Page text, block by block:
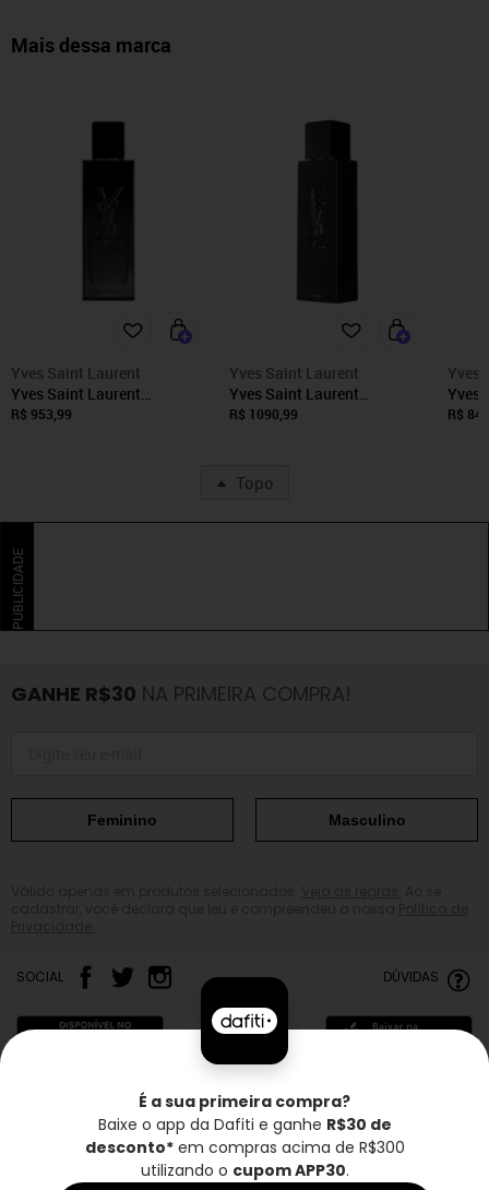
Mais dessa marca
Yves Saint Laurent
Yves Saint Laurent
Refillable MYSLF Masculino
R$ 953,99
Yves Saint Laurent
Yves Saint Laurent
Refillable MYSLF Masculino
R$ 1090,99
Yves
Yves
R$
Topo
PUBLICIDADE
GANHE R$30 NA PRIMEIRA COMPRA!
Feminino Masculino
SOCIAL DÚVIDAS
Frete grátis* Troca grátis Entrega rápida
É a sua primeira compra?
Baixe o app da Dafiti e ganhe R$30 de
desconto*em compras acima de R$300
utilizando o cupom APP30.